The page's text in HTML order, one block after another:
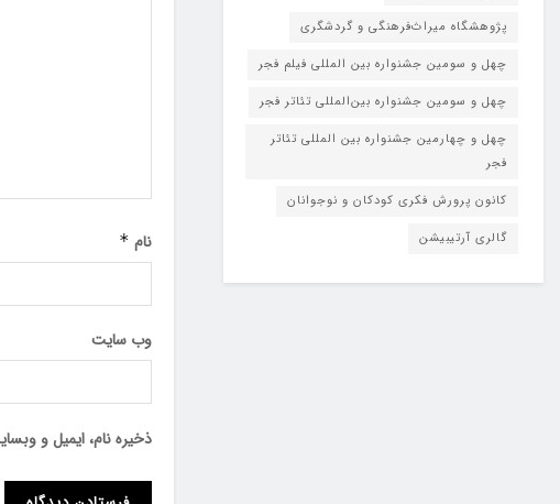
نام *
وب‌ سایت
ذخیره نام، ایمیل و
پژوهشگاه میراث‌فرهنگی و گردشگری
چهل و سومین جشنواره بین المللی فیلم فجر
چهل و سومین جشنواره بین‌المللی تئاتر فجر
چهل و چهارمین جشنواره بین المللی تئاتر
فجر
کانون پرورش فکری کودکان و نوجوانان
گالری آرتیبیشن